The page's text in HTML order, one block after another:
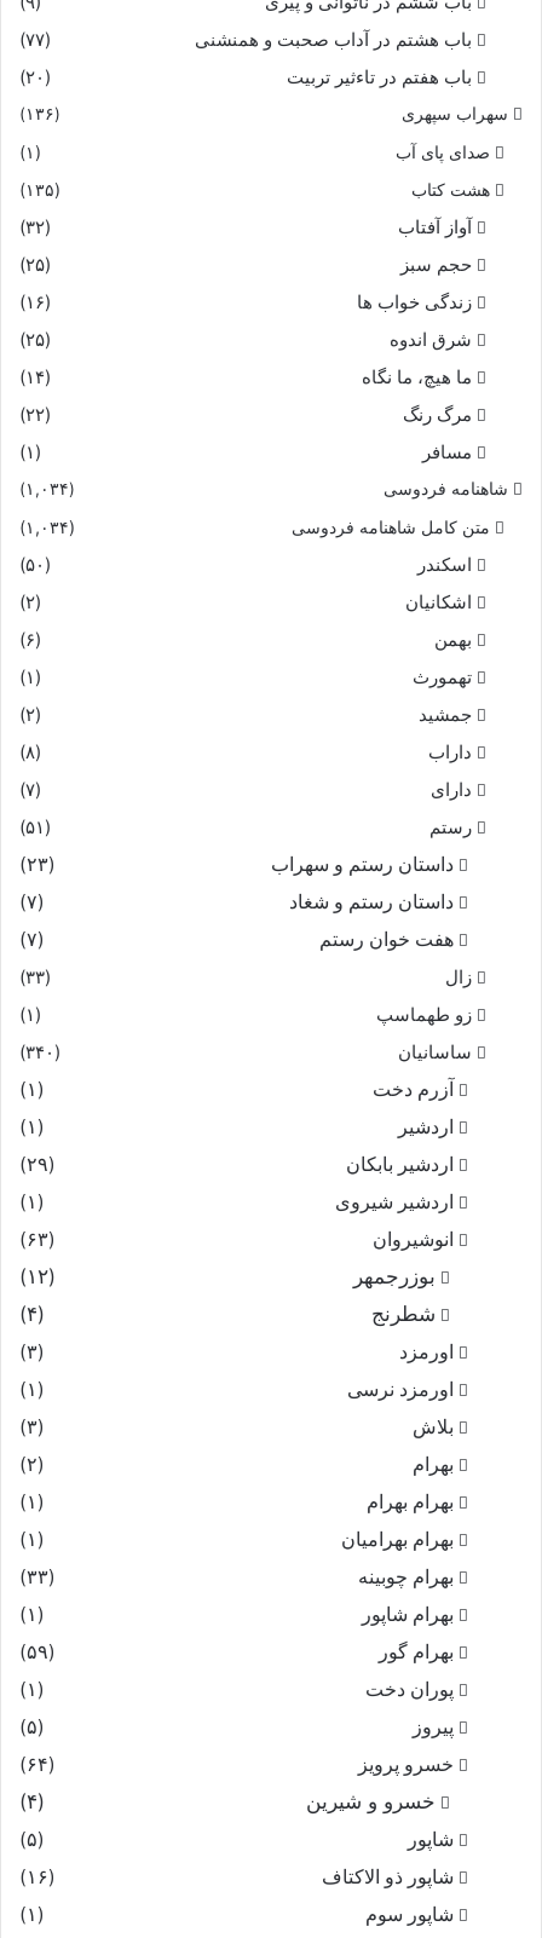
باب هشتم در آداب صحبت و همنشنى
(۷۷)
باب هفتم در تاءثیر تربیت
(۲۰)
سهراب سپهری (۱۳۶)
صدای پای آب
(۱)
هشت کتاب
(۱۳۵)
آواز آفتاب
(۳۲)
حجم سبز
(۲۵)
زندگی خواب ها
(۱۶)
شرق اندوه
(۲۵)
ما هیچ، ما نگاه
(۱۴)
مرگ رنگ
(۲۲)
مسافر
(۱)
شاهنامه فردوسی (۱,۰۳۴)
متن کامل شاهنامه فردوسی (۱,۰۳۴)
اسکندر
(۵۰)
اشکانیان
(۲)
بهمن
(۶)
تهمورث
(۱)
جمشید
(۲)
داراب
(۸)
دارای
(۷)
رستم
(۵۱)
داستان رستم و سهراب
(۲۳)
داستان رستم و شغاد
(۷)
هفت خوان رستم‏
(۷)
زال
(۳۳)
زو طهماسپ‏
(۱)
ساسانیان
(۳۴۰)
آزرم دخت
(۱)
اردشیر
(۱)
اردشیر بابکان
(۲۹)
اردشیر شیروی
(۱)
انوشیروان
(۶۳)
بوزرجمهر
(۱۲)
شطرنج
(۴)
اورمزد
(۳)
اورمزد نرسى‏
(۱)
بلاش
(۳)
بهرام
(۲)
بهرام بهرام
(۱)
بهرام بهرامیان‏
(۱)
بهرام چوبینه
(۳۳)
بهرام شاپور
(۱)
بهرام گور
(۵۹)
پوران دخت
(۱)
پیروز
(۵)
خسرو پرویز
(۶۴)
خسرو و شیرین (۴)
شاپور
(۵)
شاپور ذو الاکتاف
(۱۶)
شاپور سوم‏
(۱)